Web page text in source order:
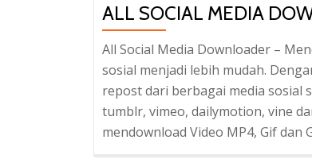
ALL SOCIAL MEDIA
All Social Media Downloader –
sosial menjadi lebih mudah.
repost dari berbagai media
tumblr, vimeo, dailymotion, vine
mendownload Video MP4, Gif dan